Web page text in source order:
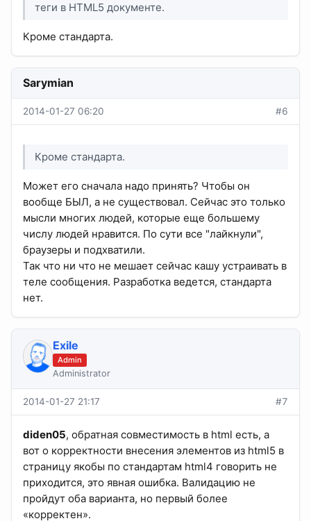
теги в HTML5 документе.
Кроме стандарта.
Sarymian
2014-01-27 06:20 #6
Кроме стандарта.
Может его сначала надо принять? Чтобы он
вообще БЫЛ, а не существовал. Сейчас это только
мысли многих людей, которые еще большему
числу людей нравится. По сути все "лайкнули",
браузеры и подхватили.
Так что ни что не мешает сейчас кашу устраивать в
теле сообщения. Разработка ведется, стандарта
нет.
Exile
Admin
Administrator
2014-01-27 21:17 #7
diden05, обратная совместимость в html есть, а
вот о корректности внесения элементов из html5 в
страницу якобы по стандартам html4 говорить не
приходится, это явная ошибка. Валидацию не
пройдут оба варианта, но первый более
«корректен».